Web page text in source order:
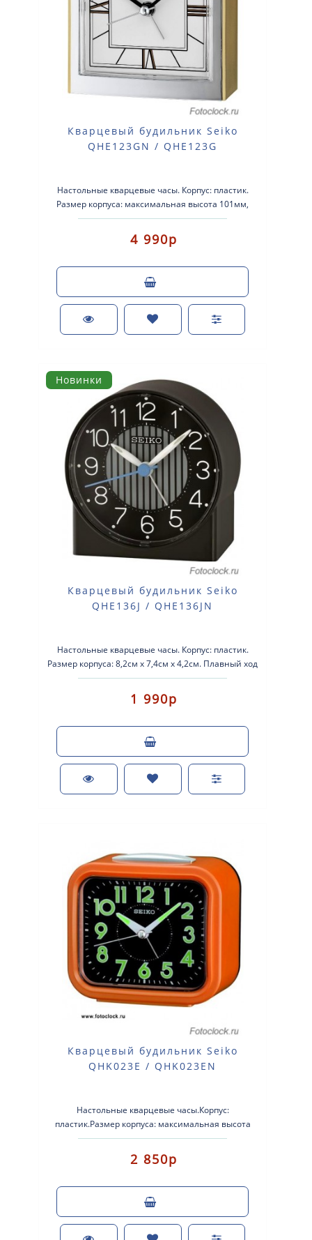
Кварцевый будильник Seiko
QHE123GN / QHE123G
Настольные кварцевые часы. Корпус: пластик.
Размер корпуса: максимальная высота 101мм,
максимальная ширина 96мм, глубина 50мм. Пла..
4 990р
Новинки
Кварцевый будильник Seiko
QHE136J / QHE136JN
Настольные кварцевые часы. Корпус: пластик.
Размер корпуса: 8,2см х 7,4см х 4,2см. Плавный ход
секундной стрелки. Будиль..
1 990р
Кварцевый будильник Seiko
QHK023E / QHK023EN
Настольные кварцевые часы.Корпус:
пластик.Размер корпуса: максимальная высота
95мм, максимальная ширина 105мм, глубина
60мм.Буд..
2 850р